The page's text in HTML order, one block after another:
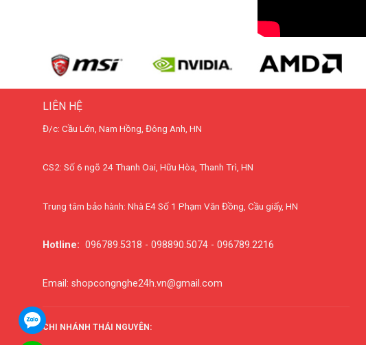
LIÊN HỆ
Đ/c: Cầu Lớn, Nam Hồng, Đông Anh, HN
CS2: Số 6 ngõ 24 Thanh Oai, Hữu Hòa, Thanh Trì, HN
Trung tâm bảo hành: Nhà E4 Số 1 Phạm Văn Đồng, Cầu giấy, HN
Hotline: 096789.5318 - 098890.5074 - 096789.2216
Email: shopcongnghe24h.vn@gmail.com
CHI NHÁNH THÁI NGUYÊN: